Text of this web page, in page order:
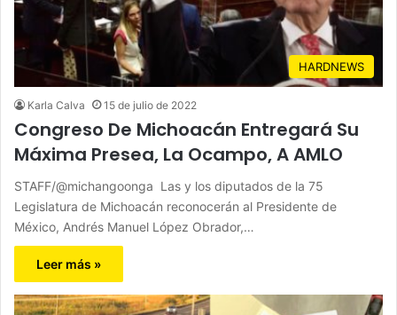
HARDNEWS
Karla Calva 15 de julio de 2022
Congreso De Michoacán Entregará Su
Máxima Presea, La Ocampo, A AMLO
STAFF/@michangoonga Las y los diputados de la 75
Legislatura de Michoacán reconocerán al Presidente de
México, Andrés Manuel López Obrador,…
Leer más »